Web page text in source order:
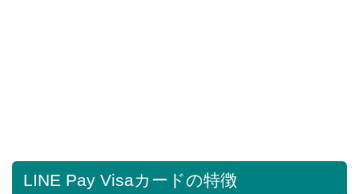
LINE Pay Visaカードの特徴